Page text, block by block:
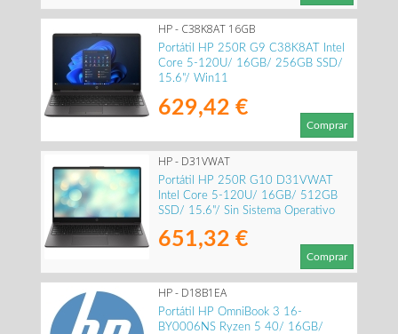
HP - C38K8AT 16GB
Portátil HP 250R G9 C38K8AT Intel
Core 5-120U/ 16GB/ 256GB SSD/
15.6"/ Win11
629,42 €
Comprar
HP - D31VWAT
Portátil HP 250R G10 D31VWAT
Intel Core 5-120U/ 16GB/ 512GB
SSD/ 15.6"/ Sin Sistema Operativo
651,32 €
Comprar
HP - D18B1EA
Portátil HP OmniBook 3 16-
BY0006NS Ryzen 5 40/ 16GB/